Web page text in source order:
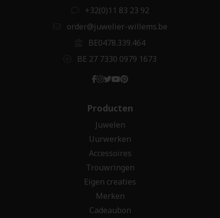
+32(0)11 83 23 92
order@juwelier-willems.be
BE0478.339.464
BE 27 7330 0979 1673
Producten
Juwelen
Uurwerken
Accessoires
Trouwringen
Eigen creaties
Merken
Cadeaubon